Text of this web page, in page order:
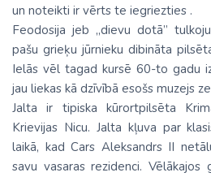
un noteikti ir vērts te iegriezties .
Feodosija jeb „dievu dotā”
pašu grieķu jūrnieku dibināta
Ielās vēl tagad kursē 60-to gadu
jau liekas kā dzīvībā esošs muzejs
Jalta ir tipiska kūrortpilsēta
Krievijas Nicu. Jalta kļuva par
laikā, kad Cars Aleksandrs II
savu vasaras rezidenci. Vēlākajos